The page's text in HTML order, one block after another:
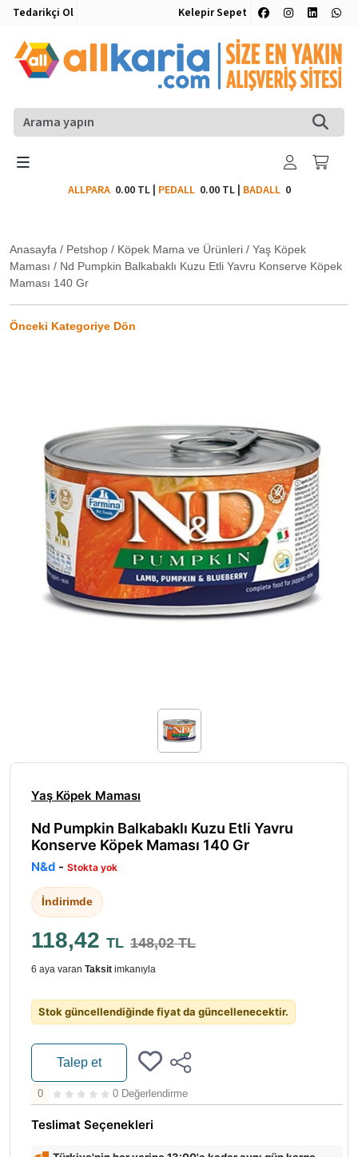
Tedarikçi Ol Kelepir Sepet
ALLPARA 0.00 TL| PEDALL 0.00 TL| BADALL0
Anasayfa / Petshop / Köpek Mama ve Ürünleri / Yaş Köpek
Maması / Nd Pumpkin Balkabaklı Kuzu Etli Yavru Konserve Köpek
Maması 140 Gr
Önceki Kategoriye Dön
Yaş Köpek Maması
Nd Pumpkin Balkabaklı Kuzu Etli Yavru
Konserve Köpek Maması 140 Gr
N&d - Stokta yok
İndirimde
118,42 TL 148,02 TL
6 aya varan Taksit imkanıyla
Stok güncellendiğinde fiyat da güncellenecektir.
Talep et
0 0 Değerlendirme
Teslimat Seçenekleri